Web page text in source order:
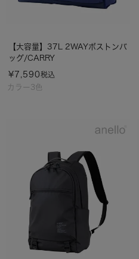
カラー3色
【大容量】37L 2WAYボストンバ
ッグ/CARRY
¥ 7,590税込